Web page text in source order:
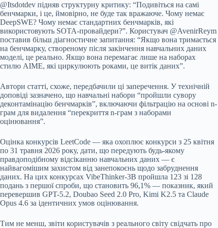
@Itsdotdev підняв структурну критику: “Подивіться на самі
бенчмарки, і це, ймовірно, не буде так вражаюче. Чому немає
DeepSWE? Чому немає стандартних бенчмарків, які
використовують SOTA-провайдери?”. Користувач @AvenirReym
поставив більш діагностичне запитання: “Якщо вона тримається
на бенчмарку, створеному після закінчення навчальних даних
моделі, це реально. Якщо вона перемагає лише на наборах
стилю AIME, які циркулюють роками, це витік даних”.
Автори статті, схоже, передбачили ці заперечення. У технічній
доповіді зазначено, що навчальні набори “пройшли сувору
деконтамінацію бенчмарків”, включаючи фільтрацію на основі n-
грам для видалення “перекриття n-грам з наборами
оцінювання”.
Оцінка конкурсів LeetCode — яка охоплює конкурси з 25 квітня
по 31 травня 2026 року, дати, що передують будь-якому
правдоподібному відсіканню навчальних даних — є
найвагомішим захистом від занепокоєнь щодо забруднення
даних. На цих конкурсах VibeThinker-3B пройшла 123 зі 128
подань з першої спроби, що становить 96,1% — показник, який
перевершив GPT-5.2, Doubao Seed 2.0 Pro, Kimi K2.5 та Claude
Opus 4.6 за ідентичних умов оцінювання.
Тим не менш, звіти користувачів з реального світу свідчать про